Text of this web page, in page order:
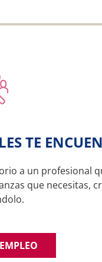
TE
a un profesional
que necesitas,